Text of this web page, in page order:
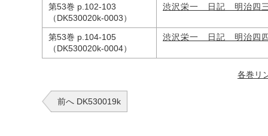
第53巻 p.102-103
（DK530020k-0003）
渋沢栄一 日記 明治四
第53巻 p.104-105
（DK530020k-0004）
渋沢栄一 日記 明治四
各巻リ
前へ DK530019k